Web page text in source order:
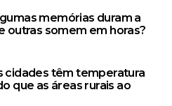
memórias duram a
outras somem em horas?
cidades têm temperatura
que as áreas rurais ao